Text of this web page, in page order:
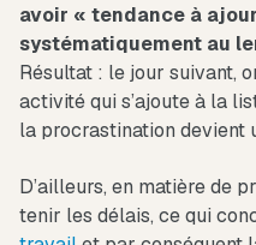
avoir « tendance à
systématiquement au
Résultat : le jour suivant,
activité qui s’ajoute à la
la procrastination devient
D’ailleurs, en matière de
tenir les délais, ce qui